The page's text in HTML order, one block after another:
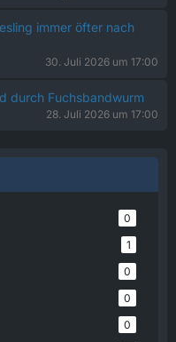
immer öfter nach
30. Juli 2026 um 17:00
durch Fuchsbandwurm
28. Juli 2026 um 17:00
0
1
0
0
0